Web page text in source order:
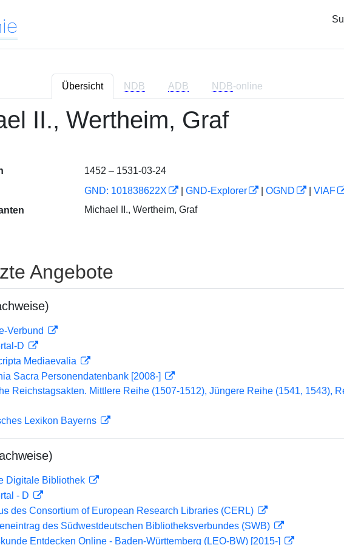
Übersicht NDB ADB NDB-online
II., Wertheim, Graf
1452 – 1531-03-24
GND: 101838622X GND-Explorer OGND
VIAF
Michael II., Wertheim, Graf
Angebote
Verbund
D
Mediaevalia
Sacra Personendatenbank [2008-]
Reichstagsakten. Mittlere Reihe (1507-1512), Jüngere Reihe (1541, 1543),
Lexikon Bayerns
Digitale Bibliothek
- D
des Consortium of European Research Libraries (CERL)
des Südwestdeutschen Bibliotheksverbundes (SWB)
Entdecken Online - Baden-Württemberg (LEO-BW) [2015-]